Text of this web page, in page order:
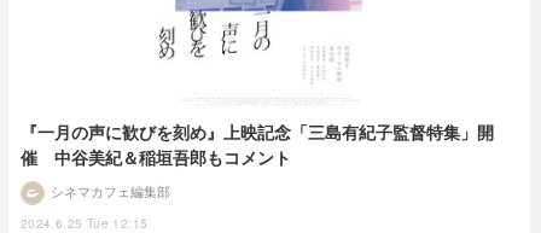
『一月の声に歓びを刻め』上映記念「三島有紀子監督特集」開
催 中谷美紀＆稲垣吾郎もコメント
2024.6.25 Tue 12:15
シネマカフェ編集部